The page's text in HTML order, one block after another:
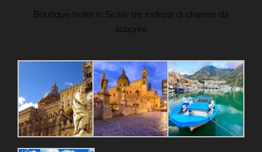
Boutique hotel in Sicilia: tre indirizzi di charme da
scoprire